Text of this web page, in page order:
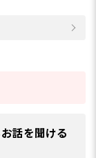
話を聞ける